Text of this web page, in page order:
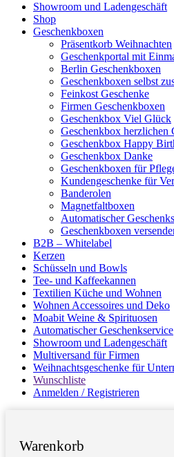
Showroom und Ladengeschäft
Shop
Geschenkboxen
Präsentkorb Weihnachten
Geschenkportal mit
Berlin Geschenkboxen
Geschenkboxen selbst
Feinkost Geschenke
Firmen Geschenkboxen
Geschenkbox Viel Glück
Geschenkbox herzlichen
Geschenkbox Happy
Geschenkbox Danke
Geschenkboxen für
Kundengeschenke für
Banderolen
Magnetfaltboxen
Automatischer
Geschenkboxen
B2B – Whitelabel
Kerzen
Schüsseln und Bowls
Tee- und Kaffeekannen
Textilien Küche und Wohnen
Wohnen Accessoires und Deko
Moabit Weine & Spirituosen
Automatischer Geschenkservice
Showroom und Ladengeschäft
Multiversand für Firmen
Weihnachtsgeschenke für
Wunschliste
Anmelden / Registrieren
Warenkorb